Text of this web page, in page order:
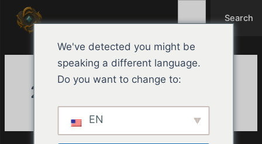
contenido
Search
20 de enero de 2026
We've detected you might be
speaking a different language.
Do you want to change to:
EN